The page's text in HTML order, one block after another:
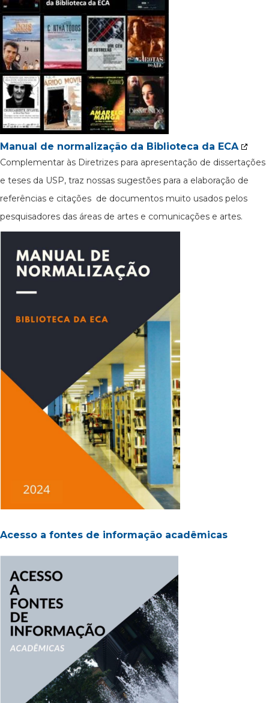
Manual de normalização da Biblioteca da ECA
Complementar às Diretrizes para apresentação de dissertações
e teses da USP, traz nossas sugestões para a elaboração de
referências e citações de documentos muito usados pelos
pesquisadores das áreas de artes e comunicações e artes.
Acesso a fontes de informação acadêmicas